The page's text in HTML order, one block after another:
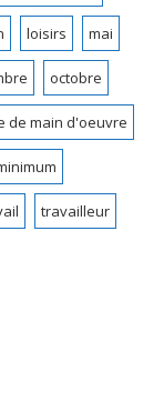
loisirs mai
octobre
de main d'oeuvre
travailleur